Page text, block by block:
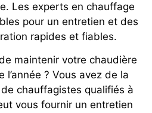
Les experts en chauffage
pour un entretien et des
rapides et fiables.
maintenir votre chaudière
? Vous avez de la
de chauffagistes qualifiés à
vous fournir un entretien